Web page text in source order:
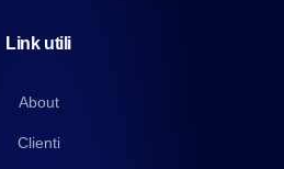
Link utili
About
Clienti